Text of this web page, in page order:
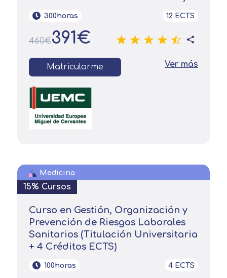
300horas 12 ECTS
460€391€
Matricularme Ver más
Medicina
15% Cursos
Curso en Gestión, Organización y
Prevención de Riesgos Laborales
Sanitarios (Titulación Universitaria
+ 4 Créditos ECTS)
100horas 4 ECTS
básica.
Acepto el tratamiento de mis datos con la
básica
mostrarle este mensaje.
Seguir navegando